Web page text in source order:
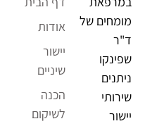
מומחים של
ד"ר
שפינקו
ניתנים
שירותי
יישור
אודות
יישור
שיניים
הכנה
לשיקום